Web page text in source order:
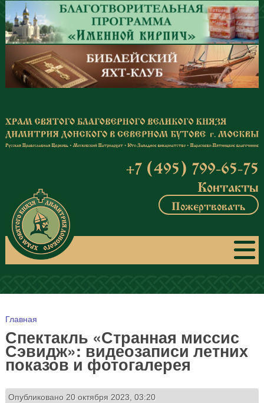
Перейти к основному содержанию
+7 (495) 799-65-75
Контакты
Пожертвовать
Вы здесь
Главная
Спектакль «Странная миссис
Сэвидж»: видеозаписи летних
показов и фотогалерея
Опубликовано 20 октября 2023, 03:20